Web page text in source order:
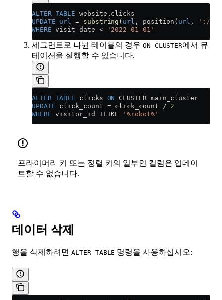
ALTER TABLE website . clicks
UPDATE url = substring ( url , position( url , '://'
WHERE visit_date < '2022-01-01'
세그먼트로 나뉜 테이블의 경우 ON CLUSTER에서 뮤
테이션을 실행할 수 있습니다.
ALTER TABLE clicks ON CLUSTER main_cluster
UPDATE click_count = click_count / 2
WHERE visitor_id ILIKE '%robot%'
프라이머리 키 또는 정렬 키의 일부인 컬럼은 업데이
트할 수 없습니다.
데이터 삭제
행을 삭제하려면 ALTER TABLE 명령을 사용하십시오: